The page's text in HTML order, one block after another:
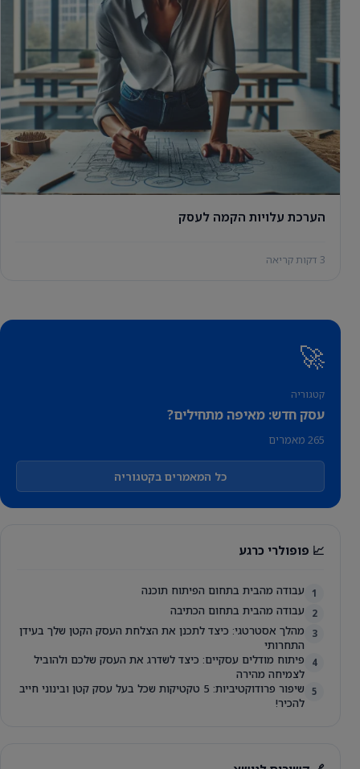
הערכת עלויות הקמה לעסק
3 דקות קריאה
🚀
קטגוריה
עסק חדש: מאיפה מתחילים?
265 מאמרים
כל המאמרים בקטגוריה
📈 פופולרי כרגע
1 עבודה מהבית בתחום הפיתוח תוכנה
2 עבודה מהבית בתחום הכתיבה
3
מהלך אסטרטגי: כיצד לתכנן את הצלחת העסק הקטן שלך בעידן
התחרותי
4
פיתוח מודלים עסקיים: כיצד לשדרג את העסק שלכם ולהוביל
לצמיחה מהירה
5
שיפור פרודוקטיביות: 5 טקטיקות שכל בעל עסק קטן ובינוני חייב
להכיר!